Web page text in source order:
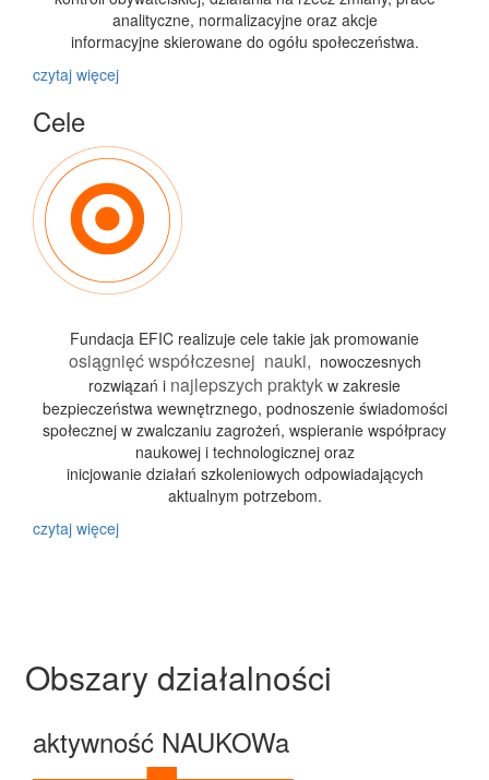
analityczne, normalizacyjne oraz akcje
informacyjne skierowane do ogółu społeczeństwa.
czytaj więcej
Cele
Fundacja EFIC realizuje cele takie jak promowanie
osiągnięć współczesnej nauki, nowoczesnych
rozwiązań i najlepszych praktyk w zakresie
bezpieczeństwa wewnętrznego, podnoszenie świadomości
społecznej w zwalczaniu zagrożeń, wspieranie współpracy
naukowej i technologicznej oraz
inicjowanie działań szkoleniowych odpowiadających
aktualnym potrzebom.
czytaj więcej
Obszary działalności
aktywność NAUKOWa